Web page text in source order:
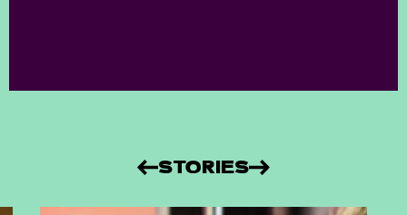
STORIES